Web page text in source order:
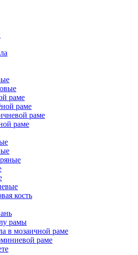
раме
раме
раме
раме
кость
рамы
в мозаичной раме
раме